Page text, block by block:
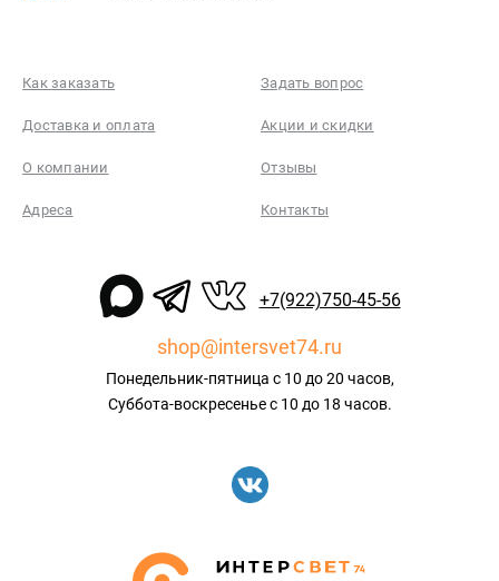
Как заказать Задать вопрос
Доставка и оплата Акции и скидки
О компании Отзывы
Адреса Контакты
+7(922)750-45-56
shop@intersvet74.ru
Понедельник-пятница с 10 до 20 часов,
Суббота-воскресенье с 10 до 18 часов.